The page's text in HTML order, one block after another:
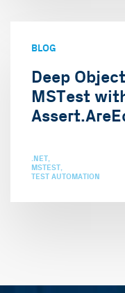
BLOG
Deep
MSTest
.NET
MSTEST
TEST AUTOMATION